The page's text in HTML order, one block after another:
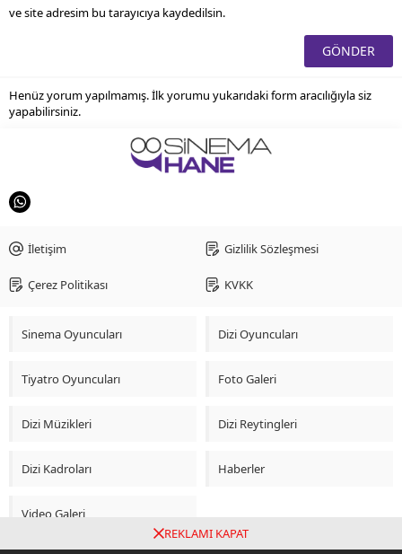
ve site adresim bu tarayıcıya kaydedilsin.
Henüz yorum yapılmamış. İlk yorumu yukarıdaki form aracılığıyla siz
yapabilirsiniz.
İletişim Gizlilik Sözleşmesi
Çerez Politikası KVKK
Sinema Oyuncuları Dizi Oyuncuları
Tiyatro Oyuncuları Foto Galeri
Dizi Müzikleri Dizi Reytingleri
Dizi Kadroları Haberler
Video Galeri
REKLAMI KAPAT